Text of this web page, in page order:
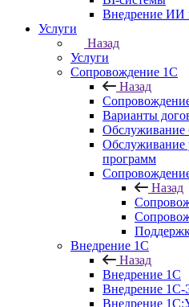
Внедрение ИИ
Услуги
Назад
Услуги
Сопровождение 1С
Назад
Варианты
Обслуживание
Обслуживание
программ
Назад
Внедрение 1С
Назад
Внедрение 1С
Внедрение
Внедрение